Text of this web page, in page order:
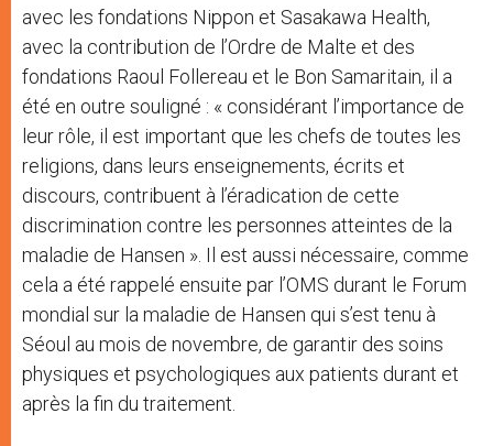
avec les fondations Nippon et Sasakawa Health,
avec la contribution de l’Ordre de Malte et des
fondations Raoul Follereau et le Bon Samaritain, il a
été en outre souligné : « considérant l’importance de
leur rôle, il est important que les chefs de toutes les
religions, dans leurs enseignements, écrits et
discours, contribuent à l’éradication de cette
discrimination contre les personnes atteintes de la
maladie de Hansen ». Il est aussi nécessaire, comme
cela a été rappelé ensuite par l’OMS durant le Forum
mondial sur la maladie de Hansen qui s’est tenu à
Séoul au mois de novembre, de garantir des soins
physiques et psychologiques aux patients durant et
après la fin du traitement.